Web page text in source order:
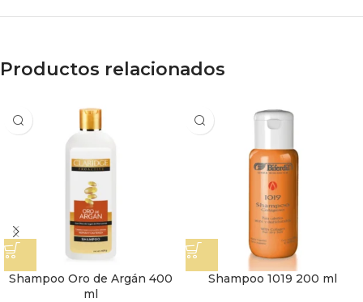
Productos relacionados
Shampoo Oro de Argán 400
ml
Shampoo 1019 200 ml